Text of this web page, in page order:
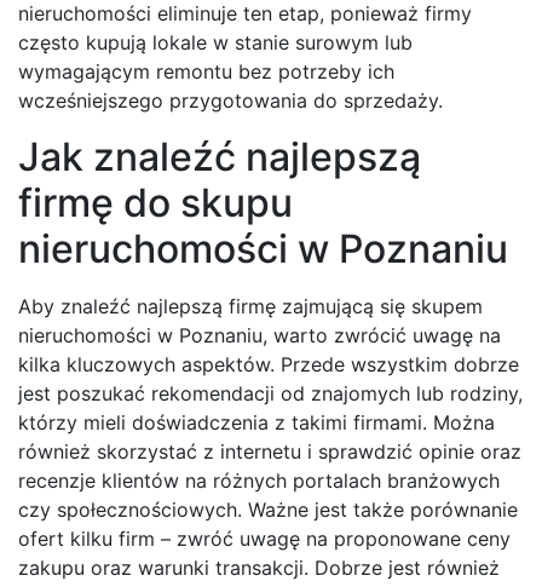
nieruchomości eliminuje ten etap, ponieważ firmy
często kupują lokale w stanie surowym lub
wymagającym remontu bez potrzeby ich
wcześniejszego przygotowania do sprzedaży.
Jak znaleźć najlepszą
firmę do skupu
nieruchomości w Poznaniu
Aby znaleźć najlepszą firmę zajmującą się skupem
nieruchomości w Poznaniu, warto zwrócić uwagę na
kilka kluczowych aspektów. Przede wszystkim dobrze
jest poszukać rekomendacji od znajomych lub rodziny,
którzy mieli doświadczenia z takimi firmami. Można
również skorzystać z internetu i sprawdzić opinie oraz
recenzje klientów na różnych portalach branżowych
czy społecznościowych. Ważne jest także porównanie
ofert kilku firm – zwróć uwagę na proponowane ceny
zakupu oraz warunki transakcji. Dobrze jest również